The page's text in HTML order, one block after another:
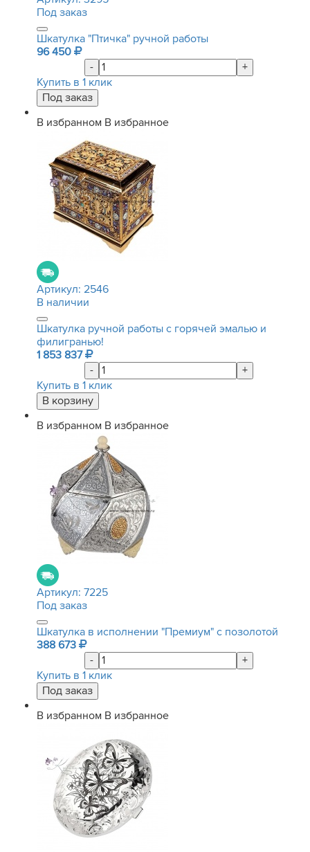
Под заказ
Шкатулка "Птичка" ручной работы
96 450
-
+
Купить в 1 клик
В избранном В избранное
Артикул: 2546
В наличии
Шкатулка ручной работы с горячей эмалью и
филигранью!
1 853 837
-
+
Купить в 1 клик
В избранном В избранное
Артикул: 7225
Под заказ
Шкатулка в исполнении "Премиум" с позолотой
388 673
-
+
Купить в 1 клик
В избранном В избранное